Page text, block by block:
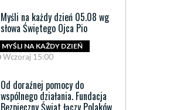
Myśli na każdy dzień 05.08 wg
słowa Świętego Ojca Pio
MYŚLI NA KAŻDY DZIEŃ
Wczoraj 15:00
Od doraźnej pomocy do
wspólnego działania. Fundacja